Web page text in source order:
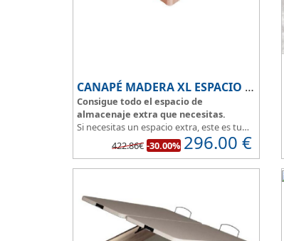
CANAPÉ MADERA XL ESPACIO EXTRA
Consigue todo el espacio de
almacenaje extra que necesitas.
Si necesitas un espacio extra, este es tu
canapé de madera, conseguirás sacar el
máximo partido a tu dormitorio.
Latapa esta reforzaday es muy
El cajón, con laterales gruesos, está
pegado al suelo, lo que facilita que el
polvo no se acumule debajo de la cama.
422.86€ -30.00% 296.00 €